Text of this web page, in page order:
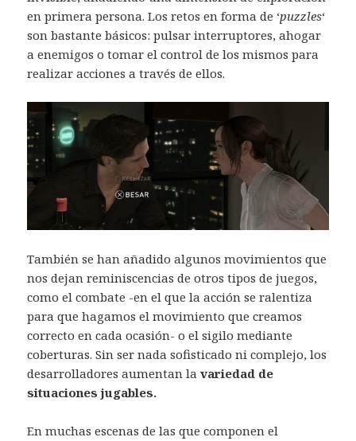
en primera persona. Los retos en forma de ‘puzzles‘
son bastante básicos: pulsar interruptores, ahogar
a enemigos o tomar el control de los mismos para
realizar acciones a través de ellos.
También se han añadido algunos movimientos que
nos dejan reminiscencias de otros tipos de juegos,
como el combate -en el que la acción se ralentiza
para que hagamos el movimiento que creamos
correcto en cada ocasión- o el sigilo mediante
coberturas. Sin ser nada sofisticado ni complejo, los
desarrolladores aumentan lavariedad de
situaciones jugables.
En muchas escenas de las que componen el